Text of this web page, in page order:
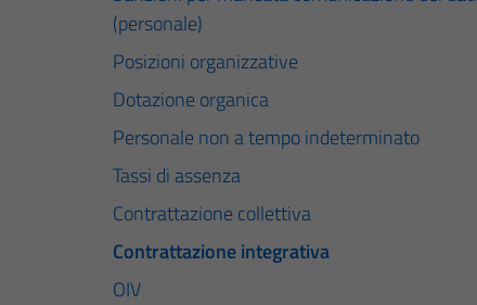
(personale)
Posizioni organizzative
Dotazione organica
Personale non a tempo indeterminato
Tassi di assenza
Contrattazione collettiva
Contrattazione integrativa
OIV